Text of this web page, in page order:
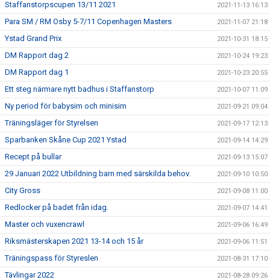
Staffanstorpscupen 13/11 2021 2021-11-13 16:13
Para SM / RM Osby 5-7/11 Copenhagen Masters 2021-11-07 21:18
Ystad Grand Prix 2021-10-31 18:15
DM Rapport dag 2 2021-10-24 19:23
DM Rapport dag 1 2021-10-23 20:55
Ett steg närmare nytt badhus i Staffanstorp 2021-10-07 11:09
Ny period för babysim och minisim 2021-09-21 09:04
Träningsläger för Styrelsen 2021-09-17 12:13
Sparbanken Skåne Cup 2021 Ystad 2021-09-14 14:29
Recept på bullar 2021-09-13 15:07
29 Januari 2022 Utbildning barn med särskilda behov. 2021-09-10 10:50
City Gross 2021-09-08 11:00
Redlocker på badet från idag. 2021-09-07 14:41
Master och vuxencrawl 2021-09-06 16:49
Riksmästerskapen 2021 13-14 och 15 år 2021-09-06 11:51
Träningspass för Styreslen 2021-08-31 17:10
Tävlingar 2022 2021-08-28 09:26